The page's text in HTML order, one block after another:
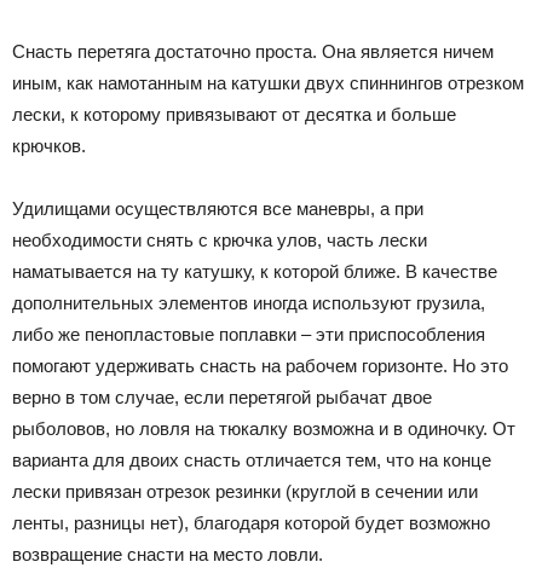
Снасть перетяга достаточно проста. Она является ничем
иным, как намотанным на катушки двух спиннингов отрезком
лески, к которому привязывают от десятка и больше
крючков.
Удилищами осуществляются все маневры, а при
необходимости снять с крючка улов, часть лески
наматывается на ту катушку, к которой ближе. В качестве
дополнительных элементов иногда используют грузила,
либо же пенопластовые поплавки – эти приспособления
помогают удерживать снасть на рабочем горизонте. Но это
верно в том случае, если перетягой рыбачат двое
рыболовов, но ловля на тюкалку возможна и в одиночку. От
варианта для двоих снасть отличается тем, что на конце
лески привязан отрезок резинки (круглой в сечении или
ленты, разницы нет), благодаря которой будет возможно
возвращение снасти на место ловли.